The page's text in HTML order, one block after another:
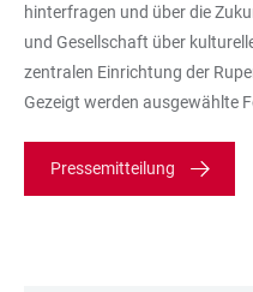
hinterfragen und über die
und Gesellschaft über
zentralen Einrichtung der
Gezeigt werden ausgewählte
Pressemitteilung